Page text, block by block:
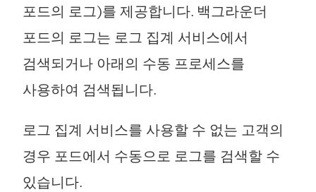
포드의 로그)를 제공합니다. 백그라운더
포드의 로그는 로그 집계 서비스에서
검색되거나 아래의 수동 프로세스를
사용하여 검색됩니다.
로그 집계 서비스를 사용할 수 없는 고객의
경우 포드에서 수동으로 로그를 검색할 수
있습니다.